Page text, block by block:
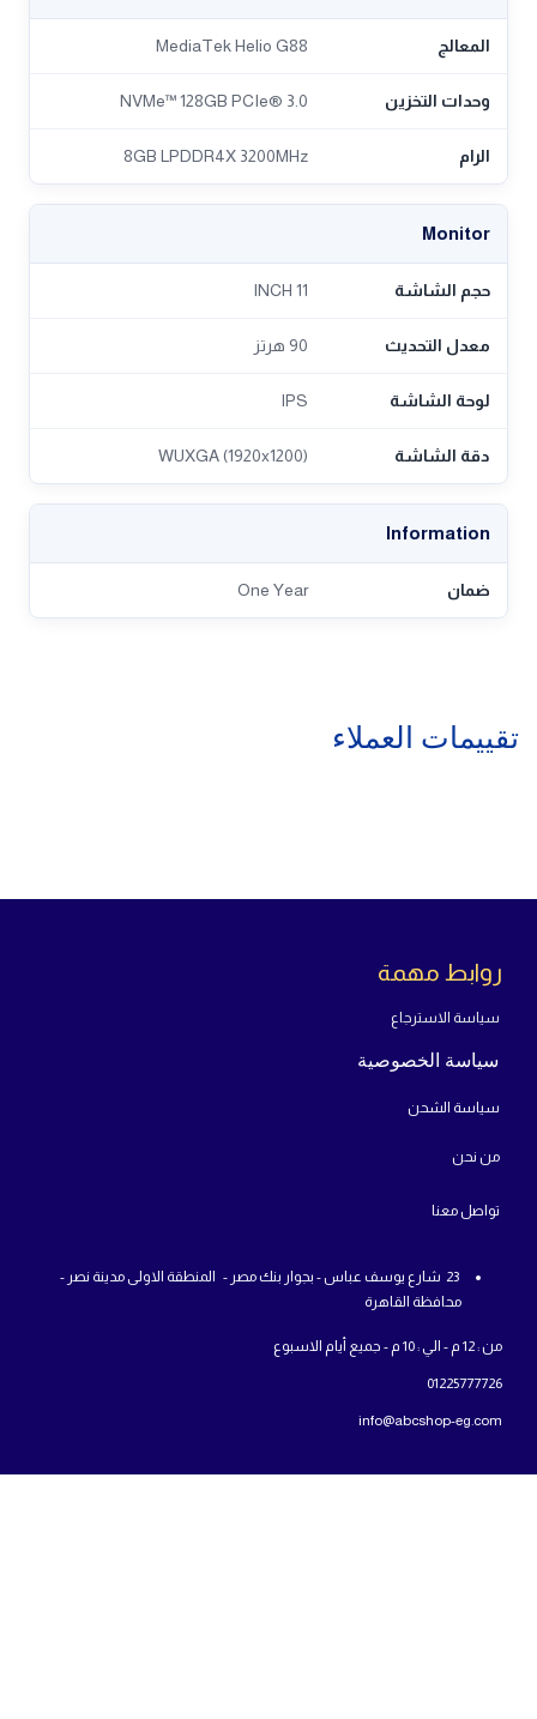
المعالج MediaTek Helio G88
وحدات التخزين NVMe™ 128GB PCIe® 3.0
الرام 8GB LPDDR4X 3200MHz
Monitor
حجم الشاشة 11 INCH
معدل التحديث 90 هرتز
لوحة الشاشة IPS
دقة الشاشة WUXGA (1920x1200)
Information
ضمان One Year
تقييمات العملاء
روابط مهمة
سياسة الاسترجاع
سياسة الخصوصية
سياسة الشحن
من نحن
تواصل معنا
23 شارع يوسف عباس - بجوار بنك مصر - المنطقة الاولى مدينة نصر -
محافظة القاهرة
من : 12 م - الي : 10 م - جميع أيام الاسبوع
01225777726
info@abcshop-eg.com